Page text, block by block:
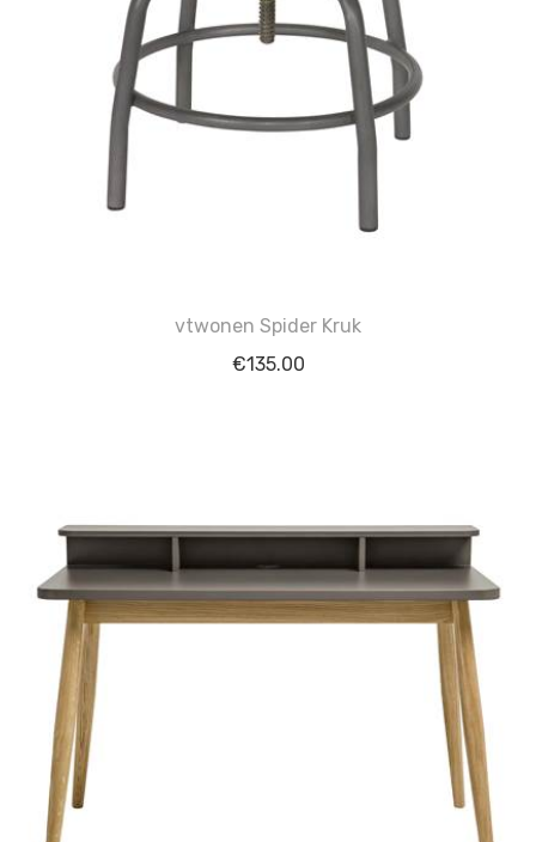
vtwonen Spider Kruk
€135.00